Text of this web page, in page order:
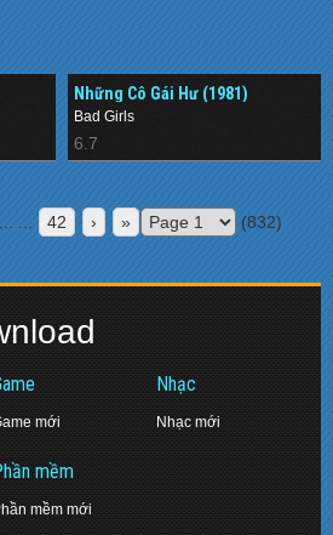
Những Cô Gái Hư (1981)
Bad Girls
6.7
42 › » (832)
mới
mềm
mềm mới
Nhạc
Nhạc mới